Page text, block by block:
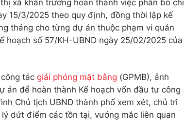
xã khẩn trương hoàn thành việc phân bổ chi
15/3/2025 theo quy định, đồng thời lập kế
tháng cho từng dự án thuộc phạm vi quản
hoạch số 57/KH-UBND ngày 25/02/2025 của
tác giải phóng mặt bằng (GPMB), ảnh
để hoàn thành Kế hoạch vốn đầu tư công
Chủ tịch UBND thành phố xem xét, chủ trì
dứt điểm các tồn tại, vướng mắc liên quan